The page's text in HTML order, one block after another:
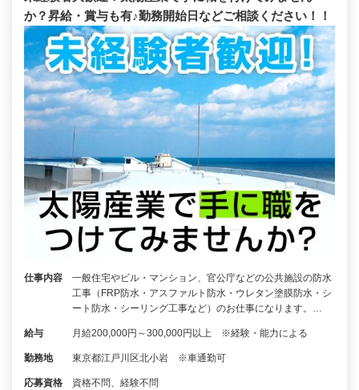
か？昇給・賞与も有♪勤務開始日などご相談ください！！
仕事内容
一般住宅やビル・マンション、官公庁などの公共施設の防水
工事（FRP防水・アスファルト防水・ウレタン塗膜防水・シ
ート防水・シーリング工事など）のお仕事になります。…
給与 月給200,000円～300,000円以上 ※経験・能力による
勤務地 東京都江戸川区北小岩 ※車通勤可
応募資格 資格不問、経験不問